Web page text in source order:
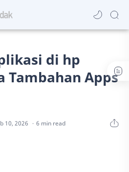
di hp
Tambahan Apps
6 min read